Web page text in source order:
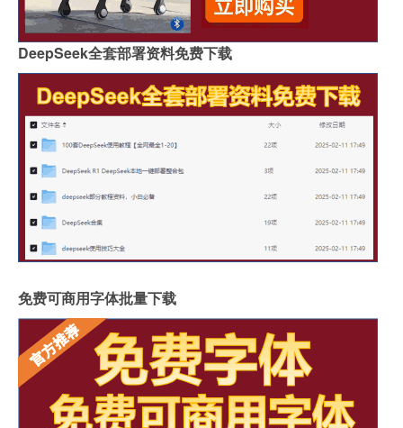
DeepSeek全套部署资料免费下载
免费可商用字体批量下载